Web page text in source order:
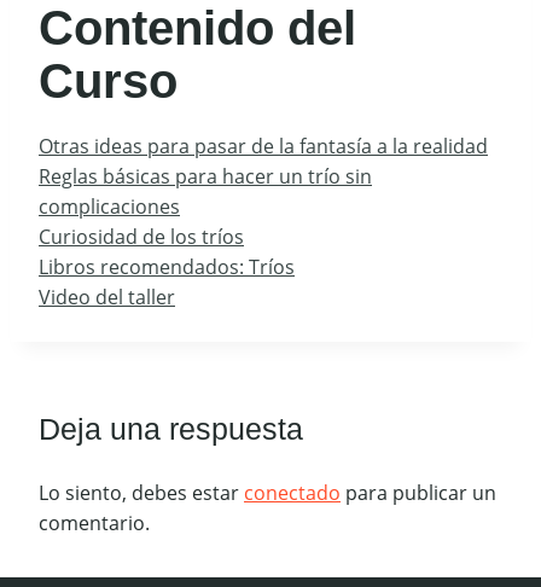
Contenido del
Curso
Otras ideas para pasar de la fantasía a la realidad
Reglas básicas para hacer un trío sin
complicaciones
Curiosidad de los tríos
Libros recomendados: Tríos
Video del taller
Deja una respuesta
Lo siento, debes estar conectado para publicar un
comentario.